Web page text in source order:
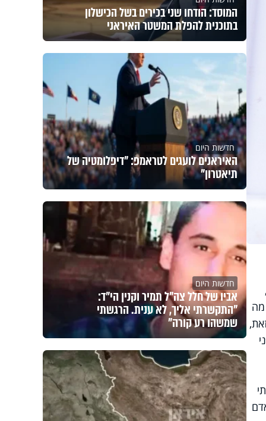
מה
המוסד: הודחו שני בכירים בשל הכישלון
בתוכנית להפלת המשטר האיראני
חדשות היום
האיראנים לועגים לטראמפ: "דיפלומטיה של
תיאטרון"
חדשות היום
אביו של חלל צה"ל תמיר וקנין הי"ד:
"התקשרתי אליך, לא ענית. הרגשתי
שמשהו רע קורה"